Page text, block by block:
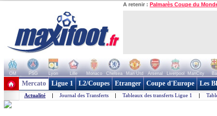
A retenir : Palmarès Coupe du
OM PSG Lyon Lille Monaco Chelsea Man Utd Arsenal Liverpool ManCity
+ de clubs
Mercato Ligue 1 L2/Coupes Etranger Coupe d'Europe Les
Actualité | Journal des Transferts | Tableaux des transferts Ligue 1 |